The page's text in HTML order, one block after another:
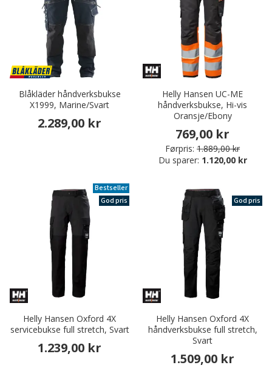
Blåkläder håndverksbukse
X1999, Marine/Svart
2.289,00 kr
Helly Hansen UC-ME
håndverksbukse, Hi-vis
Oransje/Ebony
769,00 kr
Førpris: 1.889,00 kr
Du sparer: 1.120,00 kr
Bestseller
God pris
Helly Hansen Oxford 4X
servicebukse full stretch, Svart
1.239,00 kr
God pris
Helly Hansen Oxford 4X
håndverksbukse full stretch,
Svart
1.509,00 kr